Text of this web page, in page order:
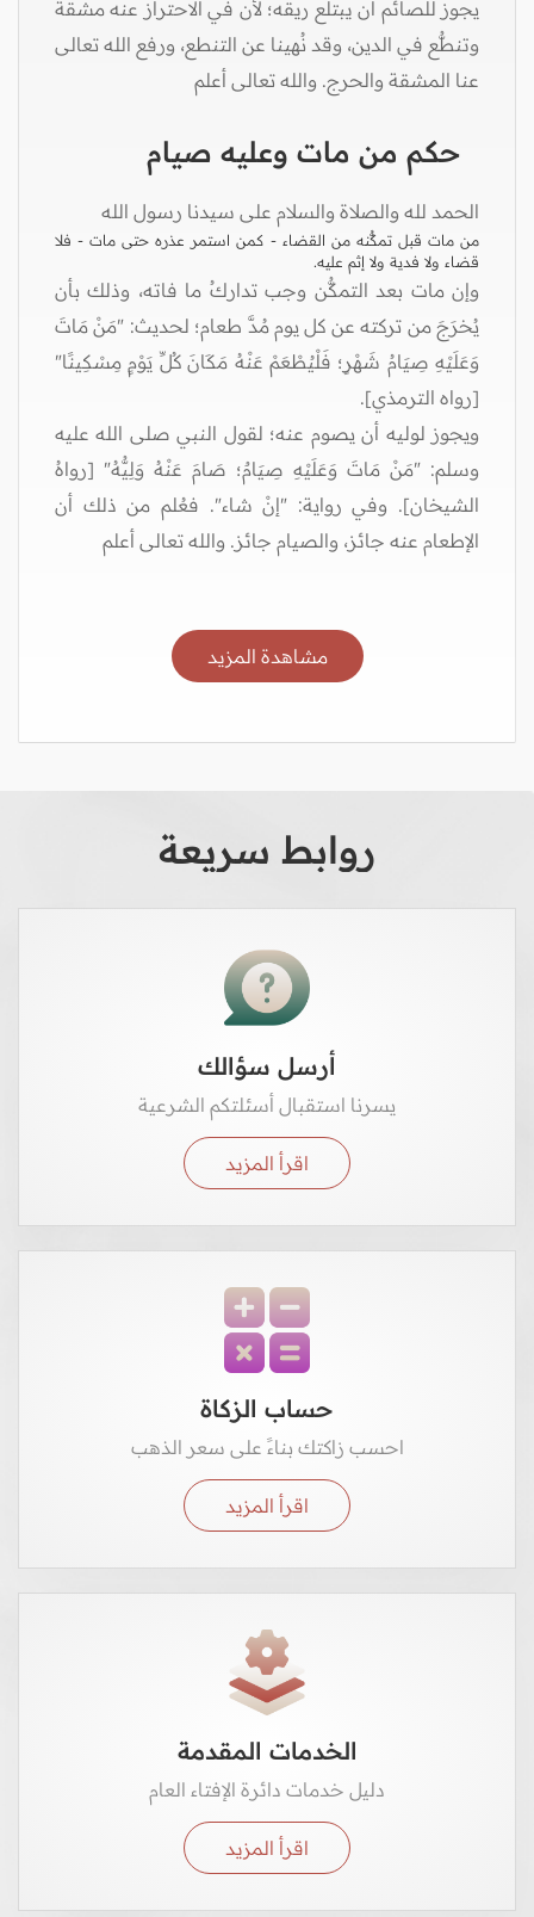
يجوز للصائم أن يبتلع ريقه؛ لأن في الاحتراز عنه مشقة
وتنطُّع في الدين، وقد نُهينا عن التنطع، ورفع الله تعالى
عنا المشقة والحرج. والله تعالى أعلم
حكم من مات وعليه صيام
الحمد لله والصلاة والسلام على سيدنا رسول الله
من مات قبل تمكُّنه من القضاء - كمن استمر عذره حتى مات - فلا
قضاء ولا فدية ولا إثم عليه.
وإن مات بعد التمكُّن وجب تداركُ ما فاته، وذلك بأن
يُخرَجَ من تركته عن كل يوم مُدَّ طعام؛ لحديث: "مَنْ مَاتَ
وَعَلَيْهِ صِيَامُ شَهْرٍ؛ فَلْيُطْعَمْ عَنْهُ مَكَانَ كُلِّ يَوْمٍ مِسْكِينًا"
[رواه الترمذي].
ويجوز لوليه أن يصوم عنه؛ لقول النبي صلى الله عليه
وسلم: "مَنْ مَاتَ وَعَلَيْهِ صِيَامٌ؛ صَامَ عَنْهُ وَلِيُّهُ" [رواهُ
الشيخان]. وفي رواية: "إنْ شاء". فعُلم من ذلك أن
الإطعام عنه جائز، والصيام جائز. والله تعالى أعلم
مشاهدة المزيد
روابط سريعة
أرسل سؤالك
يسرنا استقبال أسئلتكم الشرعية
اقرأ المزيد
حساب الزكاة
احسب زاكتك بناءً على سعر الذهب
اقرأ المزيد
الخدمات المقدمة
دليل خدمات دائرة الإفتاء العام
اقرأ المزيد